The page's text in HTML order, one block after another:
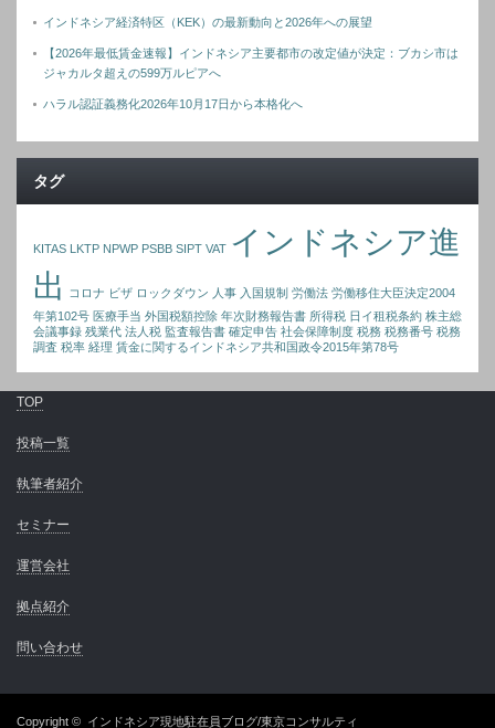
インドネシア経済特区（KEK）の最新動向と2026年への展望
【2026年最低賃金速報】インドネシア主要都市の改定値が決定：ブカシ市は
ジャカルタ超えの599万ルピアへ
ハラル認証義務化2026年10月17日から本格化へ
タグ
KITAS LKTP NPWP PSBB SIPT VAT インドネシア進
出
コロナ ビザ ロックダウン 人事 入国規制 労働法 労働移住大臣決定2004
年第102号 医療手当 外国税額控除 年次財務報告書 所得税 日イ租税条約 株主総
会議事録 残業代 法人税 監査報告書 確定申告 社会保障制度 税務 税務番号 税務
調査 税率 経理 賃金に関するインドネシア共和国政令2015年第78号
TOP
投稿一覧
執筆者紹介
セミナー
運営会社
拠点紹介
問い合わせ
Copyright © インドネシア現地駐在員ブログ/東京コンサルティ